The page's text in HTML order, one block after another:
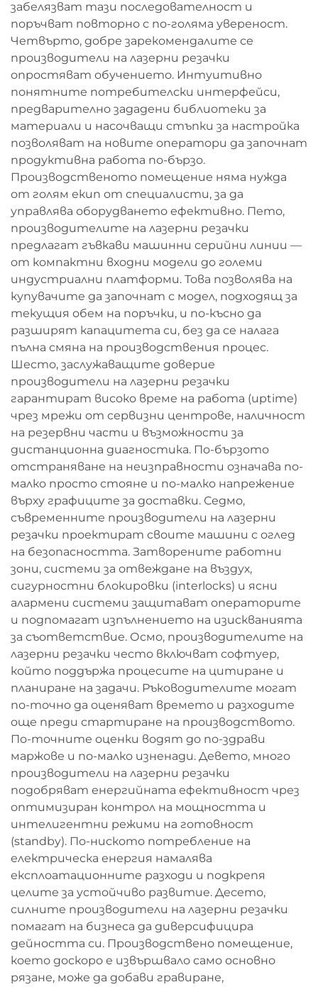
забелязват тази последователност и
поръчват повторно с по-голяма увереност.
Четвърто, добре зарекомендалите се
производители на лазерни резачки
опростяват обучението. Интуитивно
понятните потребителски интерфейси,
предварително зададени библиотеки за
материали и насочващи стъпки за настройка
позволяват на новите оператори да започнат
продуктивна работа по-бързо.
Производственото помещение няма нужда
от голям екип от специалисти, за да
управлява оборудването ефективно. Пето,
производителите на лазерни резачки
предлагат гъвкави машинни серийни линии —
от компактни входни модели до големи
индустриални платформи. Това позволява на
купувачите да започнат с модел, подходящ за
текущия обем на поръчки, и по-късно да
разширят капацитета си, без да се налага
пълна смяна на производствения процес.
Шесто, заслужаващите доверие
производители на лазерни резачки
гарантират високо време на работа (uptime)
чрез мрежи от сервизни центрове, наличност
на резервни части и възможности за
дистанционна диагностика. По-бързото
отстраняване на неизправности означава по-
малко просто стояне и по-малко напрежение
върху графиците за доставки. Седмо,
съвременните производители на лазерни
резачки проектират своите машини с оглед
на безопасността. Затворените работни
зони, системи за отвеждане на въздух,
сигурностни блокировки (interlocks) и ясни
алармени системи защитават операторите
и подпомагат изпълнението на изискванията
за съответствие. Осмо, производителите на
лазерни резачки често включват софтуер,
който поддържа процесите на цитиране и
планиране на задачи. Ръководителите могат
по-точно да оценяват времето и разходите
още преди стартиране на производството.
По-точните оценки водят до по-здрави
маржове и по-малко изненади. Девето, много
производители на лазерни резачки
подобряват енергийната ефективност чрез
оптимизиран контрол на мощността и
интелигентни режими на готовност
(standby). По-ниското потребление на
електрическа енергия намалява
експлоатационните разходи и подкрепя
целите за устойчиво развитие. Десето,
силните производители на лазерни резачки
помагат на бизнеса да диверсифицира
дейността си. Производствено помещение,
което доскоро е извършвало само основно
рязане, може да добави гравиране,